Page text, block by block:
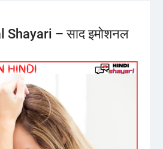
Shayari – साद इमोशनल